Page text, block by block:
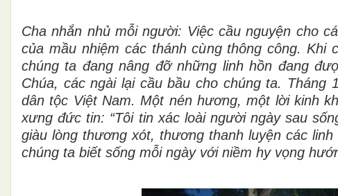
Cha nhắn nhủ mỗi người: Việc cầu nguyện cho
của mầu nhiệm các thánh cùng thông công.
chúng ta đang nâng đỡ những linh hồn đang
Chúa, các ngài lại cầu bầu cho chúng ta.
dân tộc Việt Nam. Một nén hương, một lời kinh
xưng đức tin: “Tôi tin xác loài người ngày sau
giàu lòng thương xót, thương thanh luyện các
chúng ta biết sống mỗi ngày với niềm hy vọng